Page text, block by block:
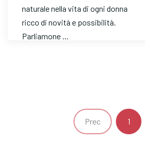
naturale nella vita di ogni donna
ricco di novità e possibilità.
Parliamone …
Prec 1